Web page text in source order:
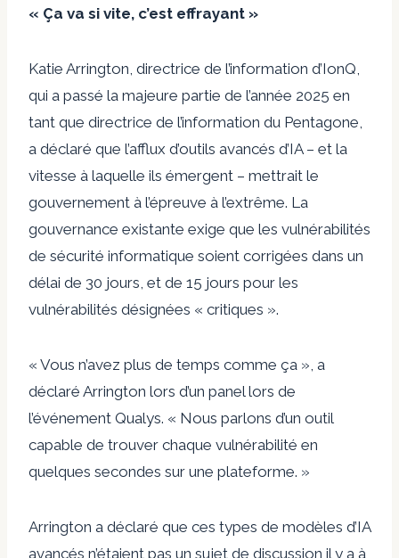
« Ça va si vite, c’est effrayant »
Katie Arrington, directrice de l’information d’IonQ,
qui a passé la majeure partie de l’année 2025 en
tant que directrice de l’information du Pentagone,
a déclaré que l’afflux d’outils avancés d’IA – et la
vitesse à laquelle ils émergent – ​​mettrait le
gouvernement à l’épreuve à l’extrême. La
gouvernance existante exige que les vulnérabilités
de sécurité informatique soient corrigées dans un
délai de 30 jours, et de 15 jours pour les
vulnérabilités désignées « critiques ».
« Vous n’avez plus de temps comme ça », a
déclaré Arrington lors d’un panel lors de
l’événement Qualys. « Nous parlons d’un outil
capable de trouver chaque vulnérabilité en
quelques secondes sur une plateforme. »
Arrington a déclaré que ces types de modèles d’IA
avancés n’étaient pas un sujet de discussion il y a à